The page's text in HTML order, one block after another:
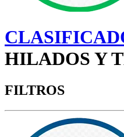
HILADOS Y
FILTROS